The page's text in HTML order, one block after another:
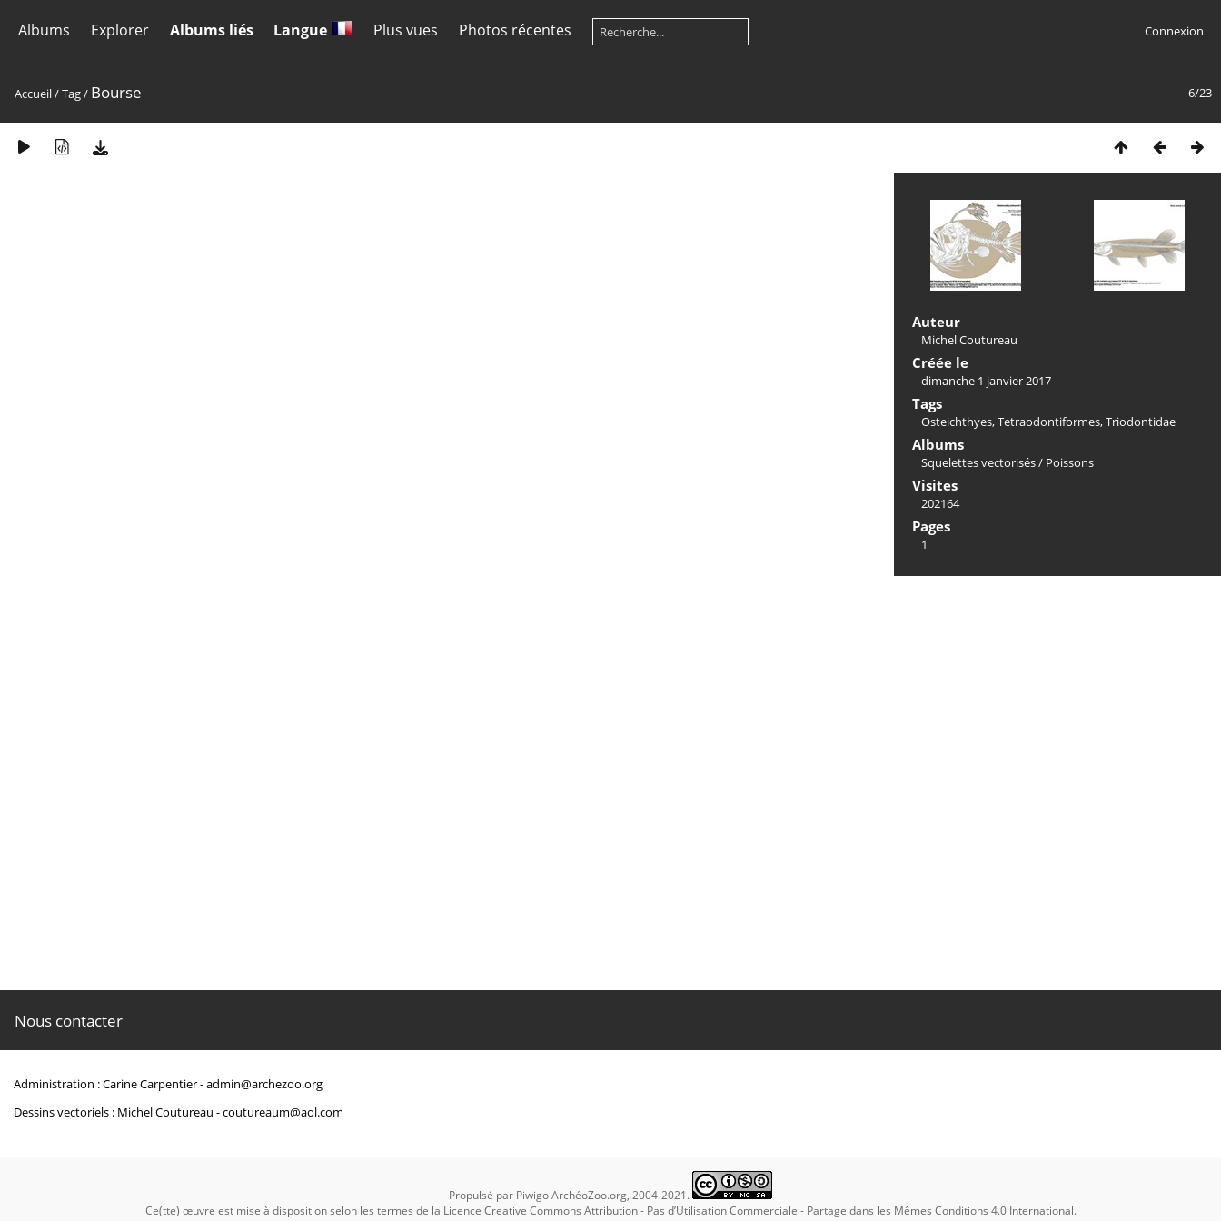
Albums Explorer Albums liés Langue Plus vues Photos récentes Connexion
6/23
Accueil/Tag/ Bourse
Commerce, National Oceanic and Atmospheric Administration, National Marine Fisheries Service.
Auteur
Michel Coutureau
Créée le
dimanche 1 janvier 2017
Tags
Osteichthyes,Tetraodontiformes,Triodontidae
Albums
Squelettes vectorisés/ Poissons
Visites
202164
Pages
1
Nous contacter
Administration : Carine Carpentier -admin@archezoo.org
Dessins vectoriels : Michel Coutureau -coutureaum@aol.com
Propulsé par PiwigoArchéoZoo.org, 2004-2021.
Ce(tte) œuvre est mise à disposition selon les termes de la Licence Creative Commons Attribution - Pas d’Utilisation Commerciale - Partage dans les Mêmes Conditions 4.0 International.